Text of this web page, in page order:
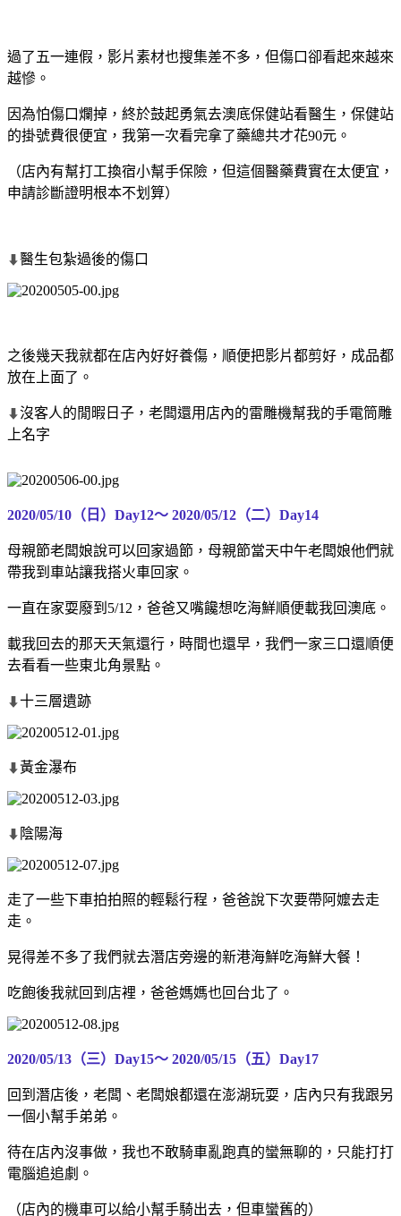
過了五一連假，影片素材也搜集差不多，但傷口卻看起來越來
越慘。
因為怕傷口爛掉，終於鼓起勇氣去澳底保健站看醫生，保健站
的掛號費很便宜，我第一次看完拿了藥總共才花90元。
（店內有幫打工換宿小幫手保險，但這個醫藥費實在太便宜，
申請診斷證明根本不划算）
⬇醫生包紮過後的傷口
之後幾天我就都在店內好好養傷，順便把影片都剪好，成品都
放在上面了。
⬇沒客人的閒暇日子，老闆還用店內的雷雕機幫我的手電筒雕
上名字
2020/05/10（日）Day12～ 2020/05/12（二）Day14
母親節老闆娘說可以回家過節，母親節當天中午老闆娘他們就
帶我到車站讓我搭火車回家。
一直在家耍廢到5/12，爸爸又嘴饞想吃海鮮順便載我回澳底。
載我回去的那天天氣還行，時間也還早，我們一家三口還順便
去看看一些東北角景點。
⬇十三層遺跡
⬇黃金瀑布
⬇ 陰陽海
走了一些下車拍拍照的輕鬆行程，爸爸說下次要帶阿嬤去走
走。
晃得差不多了我們就去潛店旁邊的新港海鮮吃海鮮大餐！
吃飽後我就回到店裡，爸爸媽媽也回台北了。
2020/05/13（三）Day15～ 2020/05/15（五）Day17
回到潛店後，老闆、老闆娘都還在澎湖玩耍，店內只有我跟另
一個小幫手弟弟。
待在店內沒事做，我也不敢騎車亂跑真的蠻無聊的，只能打打
電腦追追劇。
（店內的機車可以給小幫手騎出去，但車蠻舊的）